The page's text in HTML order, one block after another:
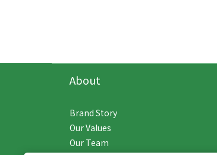
About
Brand Story
Our Values
Our Team